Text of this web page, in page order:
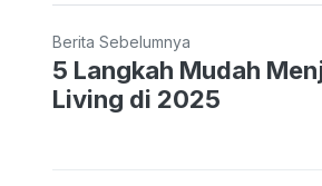
Berita Sebelumnya
5 Langkah Mudah
Living di 2025